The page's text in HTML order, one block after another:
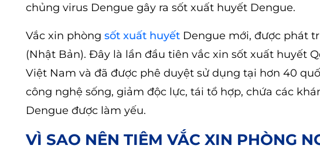
chủng virus Dengue gây ra sốt xuất huyết Dengue.
Vắc xin phòng sốt xuất huyết Dengue mới, được phát
(Nhật Bản). Đây là lần đầu tiên vắc xin sốt xuất huyết
Việt Nam và đã được phê duyệt sử dụng tại hơn 40
công nghệ sống, giảm độc lực, tái tổ hợp, chứa các
Dengue được làm yếu.
VÌ SAO NÊN TIÊM VẮC XIN PHÒNG